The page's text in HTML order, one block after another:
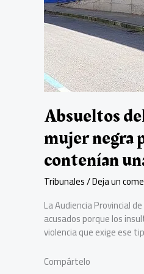
odio
Absueltos
mujer negra
contenían
Tribunales/Deja un
La Audiencia Provincial
acusados porque los
violencia que exige ese
Compártelo